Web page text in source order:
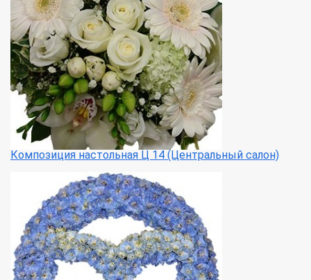
Композиция настольная Ц 14 (Центральный салон)